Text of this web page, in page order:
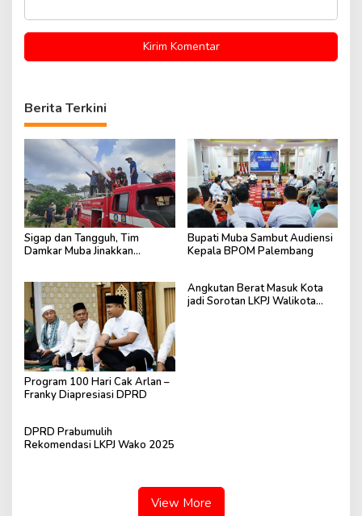
Berita Terkini
Sigap dan Tangguh, Tim
Damkar Muba Jinakkan
Bupati Muba Sambut Audiensi
Kepala BPOM Palembang
Program 100 Hari Cak Arlan –
Franky Diapresiasi DPRD
Angkutan Berat Masuk Kota
jadi Sorotan LKPJ Walikota
DPRD Prabumulih
Rekomendasi LKPJ Wako 2025
View More